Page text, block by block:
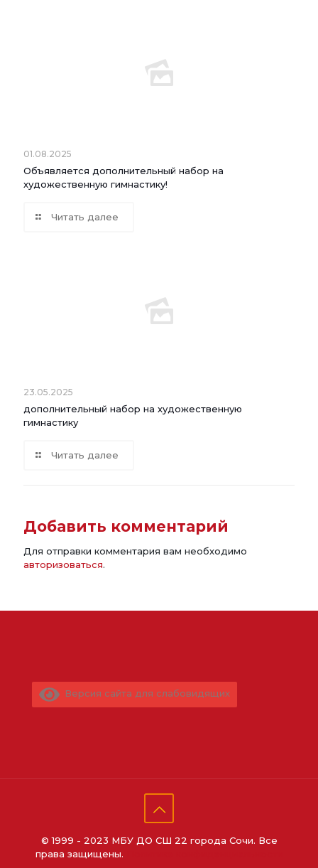
01.08.2025
Объявляется дополнительный набор на
художественную гимнастику!
Читать далее
23.05.2025
дополнительный набор на художественную
гимнастику
Читать далее
Добавить комментарий
Для отправки комментария вам необходимо
авторизоваться.
Версия сайта для слабовидящих
© 1999 - 2023 МБУ ДО СШ 22 города Сочи. Все
права защищены.